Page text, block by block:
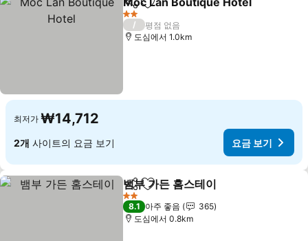
공유 즐겨찾기에 추가
2 성급
/
평점 없음
도심에서 1.0km
최저가 ₩14,712
2개 사이트의 요금 보기 요금 보기
공유 즐겨찾기에 추가
뱀부 가든 홈스테이
2 성급
8.1 아주 좋음
365
도심에서 0.8km